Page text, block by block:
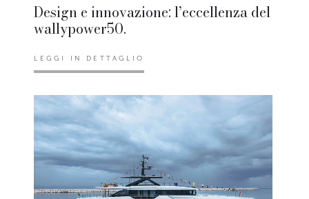
Design e innovazione: l’eccellenza del
wallypower50.
LEGGI IN DETTAGLIO